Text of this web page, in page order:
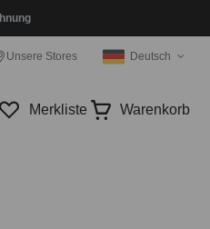
Unsere Stores Deutsch
Merkliste Warenkorb